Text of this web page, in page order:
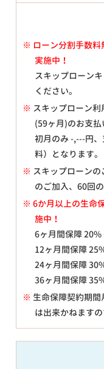
※ ローン分割手数
実施中！
スキップローン
ください。
※ スキップローン
(59ヶ月)のお支払
初月のみ-,---円
料）となります。
※ スキップローン
のご加入、60回
※ 6か月以上の生命
施中！
6ヶ月間保障 20%
12ヶ月間保障
24ヶ月間保障
36ヶ月間保障
※ 生命保障契約期
は出来かねます